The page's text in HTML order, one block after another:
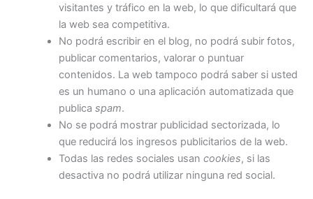
visitantes y tráfico en la web, lo que dificultará que
la web sea competitiva.
No podrá escribir en el blog, no podrá subir fotos,
publicar comentarios, valorar o puntuar
contenidos. La web tampoco podrá saber si usted
es un humano o una aplicación automatizada que
publica spam.
No se podrá mostrar publicidad sectorizada, lo
que reducirá los ingresos publicitarios de la web.
Todas las redes sociales usan cookies, si las
desactiva no podrá utilizar ninguna red social.